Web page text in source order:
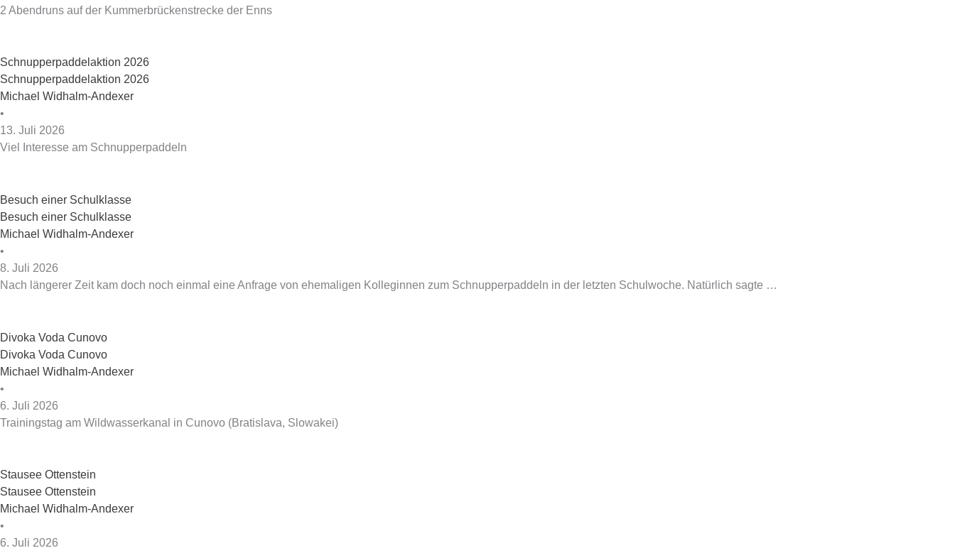
2 Abendruns auf der Kummerbrückenstrecke der Enns
Schnupperpaddelaktion 2026
Schnupperpaddelaktion 2026
Michael Widhalm-Andexer
•
13. Juli 2026
Viel Interesse am Schnupperpaddeln
Besuch einer Schulklasse
Besuch einer Schulklasse
Michael Widhalm-Andexer
•
8. Juli 2026
Nach längerer Zeit kam doch noch einmal eine Anfrage von ehemaligen Kolleginnen zum Schnupperpaddeln in der letzten Schulwoche. Natürlich sagte …
Divoka Voda Cunovo
Divoka Voda Cunovo
Michael Widhalm-Andexer
•
6. Juli 2026
Trainingstag am Wildwasserkanal in Cunovo (Bratislava, Slowakei)
Stausee Ottenstein
Stausee Ottenstein
Michael Widhalm-Andexer
•
6. Juli 2026